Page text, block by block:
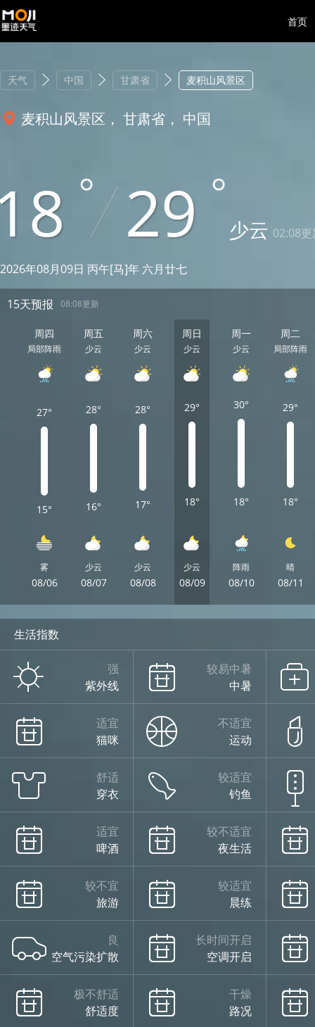
首页
天气 中国 甘肃省 麦积山风景区
麦积山风景区， 甘肃省， 中国
29 少云 02:08
2026年08月09日 丙午[马]年 六月廿七
15天预报 08:08更新
周四
局部阵雨
27°
15°
雾
08/06
周五
少云
28°
16°
少云
08/07
周六
少云
28°
17°
少云
08/08
周日
少云
29°
18°
少云
08/09
周一
少云
30°
18°
阵雨
08/10
周二
局部阵雨
29°
18°
晴
08/11
生活指数
强
紫外线
较易中暑
中暑
适宜
猫咪
不适宜
运动
舒适
穿衣
较适宜
钓鱼
适宜
啤酒
较不适宜
夜生活
较不宜
旅游
较适宜
晨练
良
空气污染扩散
长时间开启
空调开启
极不舒适
舒适度
干燥
路况